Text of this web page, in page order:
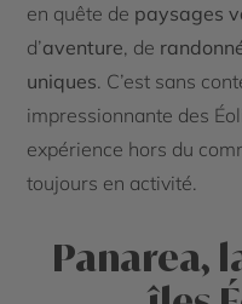
en quête de paysages
d’aventure, de
uniques. C’est sans
impressionnante des
expérience hors du
toujours en activité.
Panarea,